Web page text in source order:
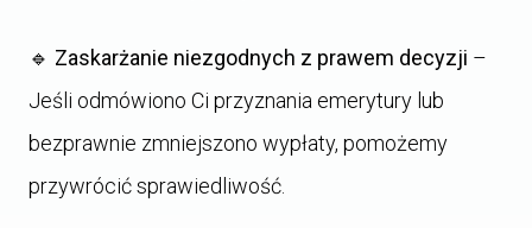
🔹 Zaskarżanie niezgodnych z prawem decyzji –
Jeśli odmówiono Ci przyznania emerytury lub
bezprawnie zmniejszono wypłaty, pomożemy
przywrócić sprawiedliwość.